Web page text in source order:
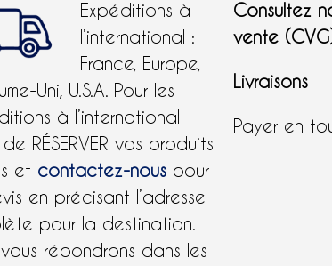
Expéditions à
l’international :
France, Europe,
Uni, U.S.A. Pour les
à l’international
RÉSERVER vos produits
et contactez-nous pour
en précisant l’adresse
pour la destination.
vous répondrons dans les
Consultez
vente
Livraisons
Payer en